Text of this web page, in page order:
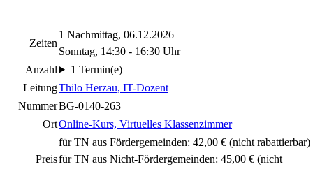
Zeiten
1 Nachmittag, 06.12.2026
Sonntag, 14:30 - 16:30 Uhr
Anzahl
1 Termin(e)
LeitungThilo Herzau, IT-Dozent
NummerBG-0140-263
OrtOnline-Kurs, Virtuelles Klassenzimmer
Preis
für TN aus Fördergemeinden: 42,00 € (nicht rabattierbar)
für TN aus Nicht-Fördergemeinden: 45,00 € (nicht